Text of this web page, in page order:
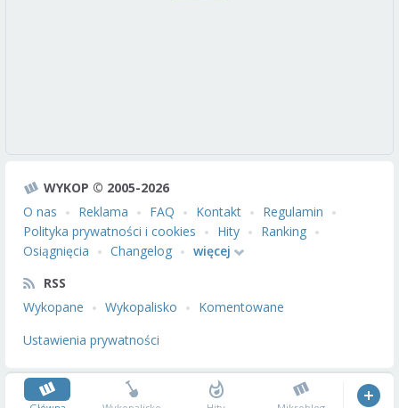
WYKOP © 2005-2026
O nas
Reklama FAQ Kontakt
Regulamin
Polityka prywatności i cookies
Hity
Ranking
Osiągnięcia
Changelog
więcej
RSS
Wykopane
Wykopalisko
Komentowane
Ustawienia prywatności